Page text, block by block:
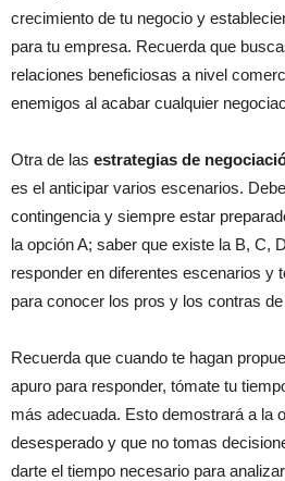
crecimiento de tu negocio y
para tu empresa. Recuerda que
relaciones beneficiosas a nivel
enemigos al acabar cualquier
Otra de las estrategias de
es el anticipar varios escenarios.
contingencia y siempre estar
la opción A; saber que existe la B, C,
responder en diferentes escenarios y
para conocer los pros y los contras
Recuerda que cuando te hagan
apuro para responder, tómate tu
más adecuada. Esto demostrará a la
desesperado y que no tomas
darte el tiempo necesario para